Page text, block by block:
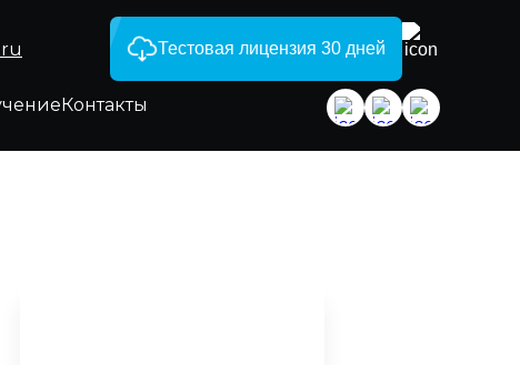
Тестовая лицензия 30 дней
Контакты